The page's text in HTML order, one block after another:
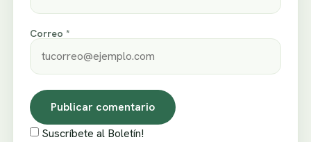
Correo *
Suscríbete al Boletín!